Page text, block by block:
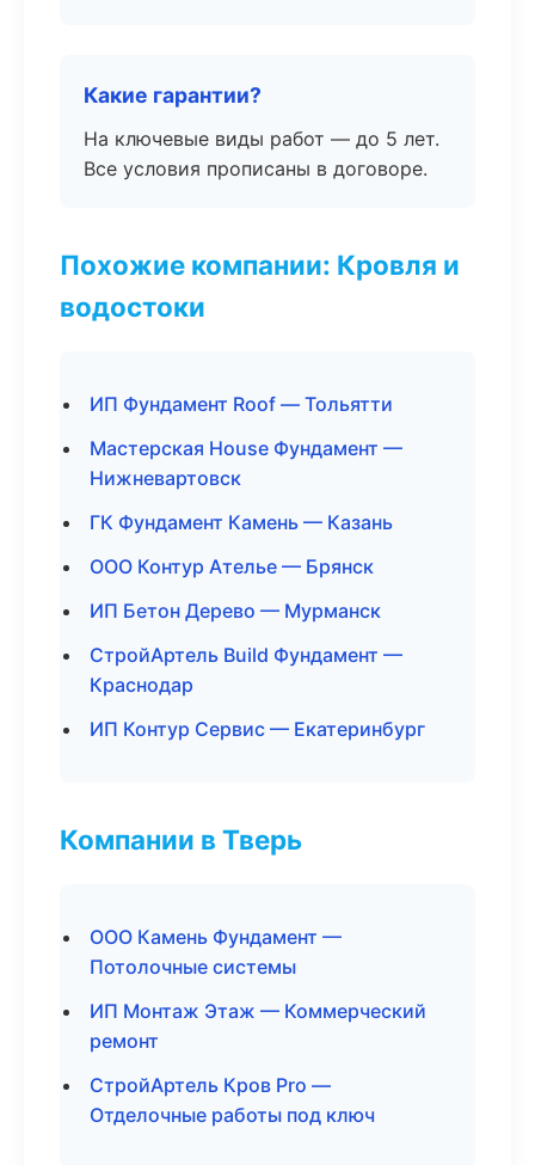
Какие гарантии?
На ключевые виды работ — до 5 лет.
Все условия прописаны в договоре.
Похожие компании: Кровля и
водостоки
ИП Фундамент Roof — Тольятти
Мастерская House Фундамент —
Нижневартовск
ГК Фундамент Камень — Казань
ООО Контур Ателье — Брянск
ИП Бетон Дерево — Мурманск
СтройАртель Build Фундамент —
Краснодар
ИП Контур Сервис — Екатеринбург
Компании в Тверь
ООО Камень Фундамент —
Потолочные системы
ИП Монтаж Этаж — Коммерческий
ремонт
СтройАртель Кров Pro —
Отделочные работы под ключ